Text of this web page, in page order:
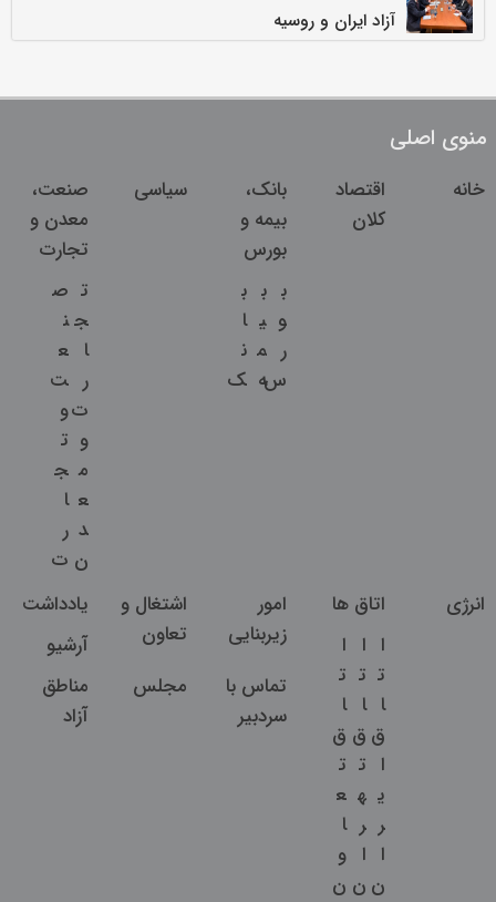
آزاد ایران و روسیه
منوی اصلی
خانه
اقتصاد
کلان
بانک،
بیمه و
بورس
ب
و
ر
س
ب
ی
م
ه
ب
ا
ن
ک
سیاسی
صنعت،
معدن و
تجارت
ت
ج
ا
ر
ت
و
م
ع
د
ن
ص
ن
ع
ت
و
ت
ج
ا
ر
ت
انرژی
اتاق ها
ا
ت
ا
ق
ا
ی
ر
ا
ن
ا
ت
ا
ق
ت
ه
ر
ا
ن
ا
ت
ا
ق
ت
ع
ا
و
ن
امور
زیربنایی
اشتغال و
تعاون
یادداشت
آرشیو
تماس با
سردبیر
مجلس
مناطق
آزاد